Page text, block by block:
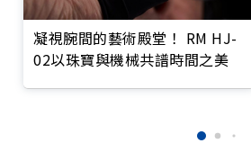
凝視腕間的藝術殿堂！ RM HJ-
02以珠寶與機械共譜時間之美